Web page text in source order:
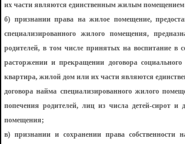
их части являются единственным жилым помещением
б) признании права на жилое помещение,
специализированного жилого помещения,
родителей, в том числе принятых на воспитание в
расторжении и прекращении договора
квартира, жилой дом или их части являются
договора найма специализированного жилого
попечения родителей, лиц из числа детей-сирот и
помещения;
в) признании и сохранении права собственности